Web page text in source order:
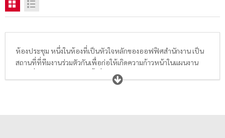
ห้องประชุม หนึ่งในห้องที่เป็นหัวใจหลักของออฟฟิศสำนักงาน เป็น
สถานที่ที่ทีมงานร่วมตัวกันเพื่อก่อให้เกิดความก้าวหน้าในแผนงาน
ต่างๆที่ทีมรับผิดชอบ ทุกครั้งที่มีการประชุม ย่อมมีการเกิดไอเดียและ
ความร่วมมือใหม่ๆมากมาย ดังนั้นแต่ละธุรกิจต้องเตรียมอุปกรณ์